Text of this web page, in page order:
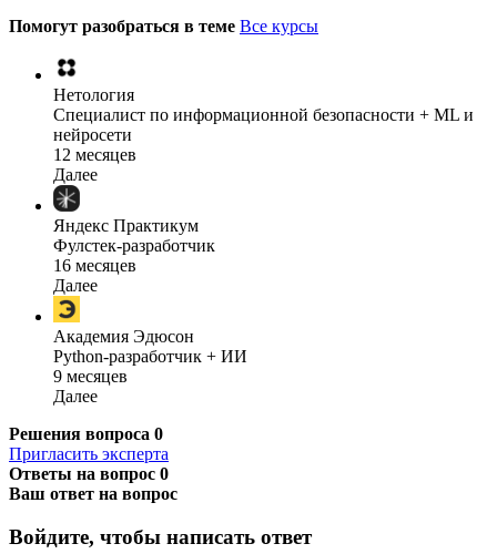
Помогут разобраться в теме Все курсы
Нетология
Специалист по информационной безопасности + ML и
нейросети
12 месяцев
Далее
Яндекс Практикум
Фулстек-разработчик
16 месяцев
Далее
Академия Эдюсон
Python-разработчик + ИИ
9 месяцев
Далее
Решения вопроса 0
Пригласить эксперта
Ответы на вопрос 0
Ваш ответ на вопрос
Войдите, чтобы написать ответ